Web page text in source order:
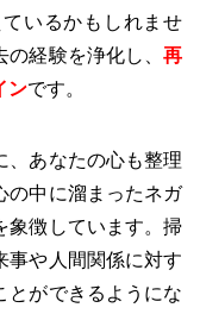
いるかもしれませ
経験を浄化し、 再
ンです。
、あなたの心も整理
の中に溜まったネガ
象徴しています。掃
事や人間関係に対す
とができるようにな